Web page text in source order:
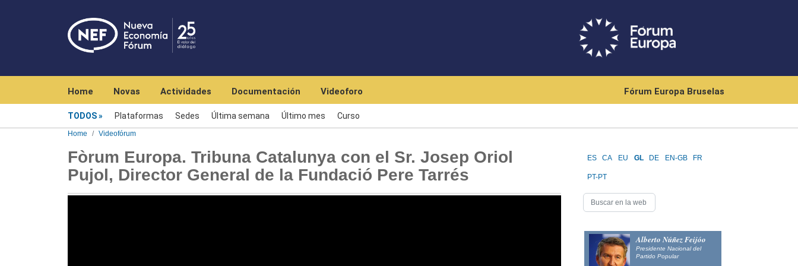
Home Novas Actividades Documentación Videoforo Fórum Europa Bruselas
TODOS Plataformas Sedes Última semana Último mes Curso
Home Videofórum
Fòrum Europa. Tribuna Catalunya con el Sr. Josep Oriol
Pujol, Director General de la Fundació Pere Tarrés
ES CA EU GL DE EN-GB FR
PT-PT
Alberto Núñez Feijóo
Presidente Nacional del
Partido Popular